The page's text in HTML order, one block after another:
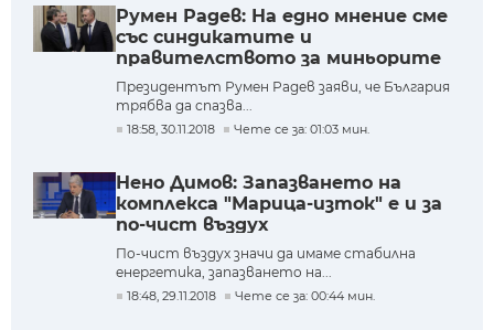
Румен Радев: На едно мнение сме
със синдикатите и
правителството за миньорите
Президентът Румен Радев заяви, че България
трябва да спазва...
18:58, 30.11.2018 Чете се за: 01:03 мин.
Нено Димов: Запазването на
комплекса "Марица-изток" е и за
по-чист въздух
По-чист въздух значи да имаме стабилна
енергетика, запазването на...
18:48, 29.11.2018 Чете се за: 00:44 мин.